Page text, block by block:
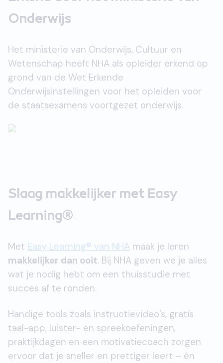
Onderwijs
Het ministerie van Onderwijs, Cultuur en
Wetenschap heeft NHA als opleider erkend op
grond van de Wet Erkende
Onderwijsinstellingen voor het opleiden voor
de staatsexamens voortgezet onderwijs.
Slaag makkelijker met Easy
Learning®
Met Easy Learning® van NHA maak je leren
makkelijker dan ooit. Bij NHA geven we je alles
wat je nodig hebt om een thuisstudie met
succes af te ronden.
Handige tools zoals instructievideo’s, gratis
taal-app, luister- en spreekoefeningen,
praktijkdagen en een motivatiecoach zorgen
ervoor dat je sneller en prettiger leert – én